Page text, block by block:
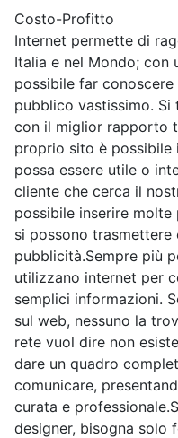
Costo-Profitto
Internet permette di
Italia e nel Mondo; con
possibile far
pubblico vastissimo.
con il miglior rapporto
proprio sito è possibile
possa essere utile o
cliente che cerca il
possibile inserire
si possono
pubblicità.Sempre più
utilizzano internet per
semplici informazioni.
sul web, nessuno la
rete vuol dire non
dare un quadro
comunicare,
curata e
designer, bisogna solo